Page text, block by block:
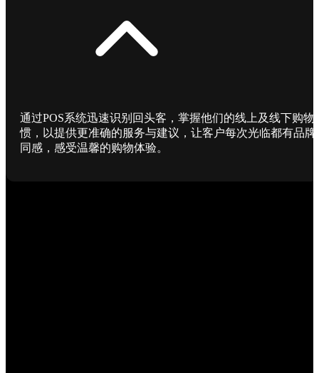
通过POS系统迅速识别回头客，掌握他们的线上及线下购物
惯，以提供更准确的服务与建议，让客户每次光临都有品牌
同感，感受温馨的购物体验。